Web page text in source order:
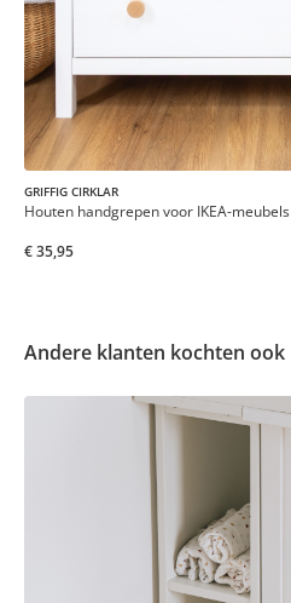
GRIFFIG CIRKLAR
Houten handgrepen voor IKEA-meubels
€ 35,95
Andere klanten kochten ook